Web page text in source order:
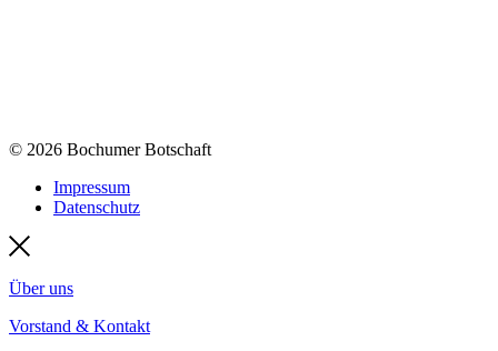
© 2026 Bochumer Botschaft
Impressum
Datenschutz
Über uns
Vorstand & Kontakt